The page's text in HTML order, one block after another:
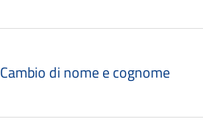
Cambio di nome e cognome